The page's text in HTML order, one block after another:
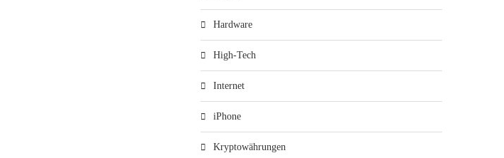
Hardware
High-Tech
Internet
iPhone
Kryptowährungen